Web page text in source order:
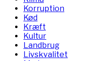
Korruption
Kød
Kræft
Kultur
Landbrug
Livskvalitet